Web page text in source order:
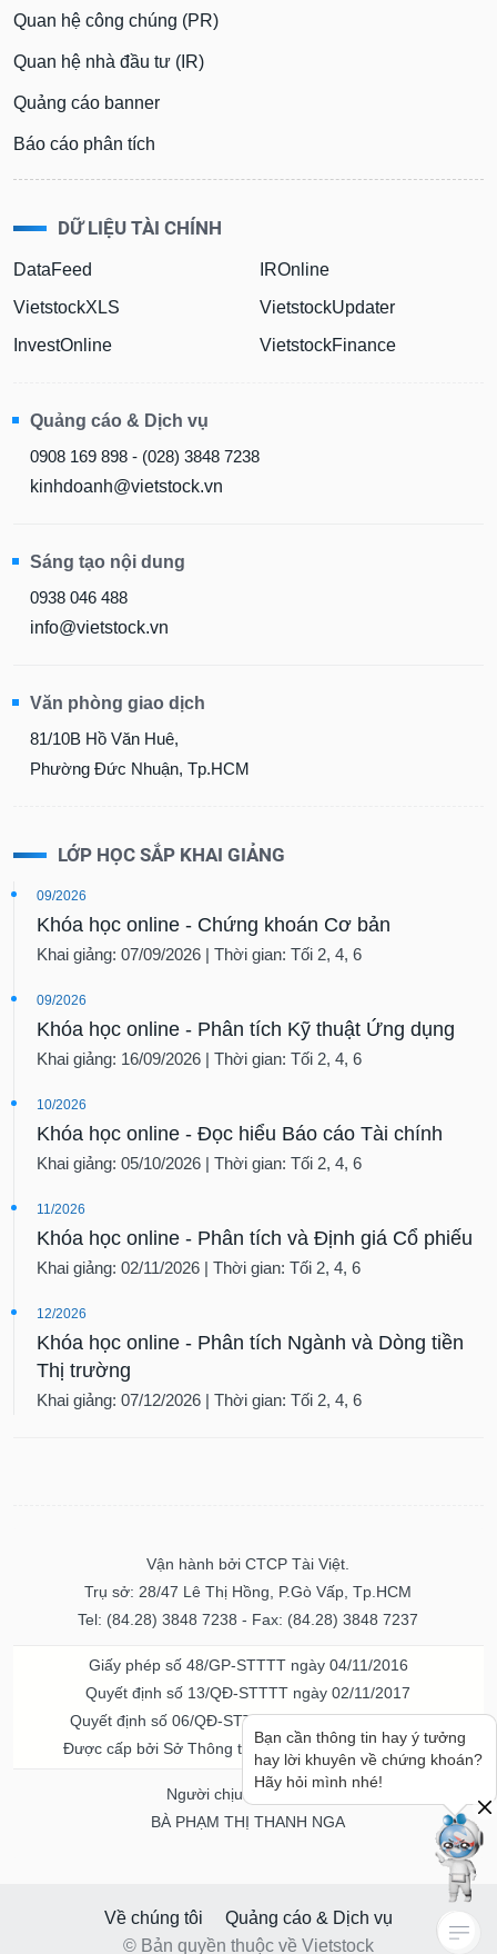
Quan hệ công chúng (PR)
Quan hệ nhà đầu tư (IR)
Quảng cáo banner
Báo cáo phân tích
DỮ LIỆU TÀI CHÍNH
DataFeed
VietstockXLS
InvestOnline
IROnline
VietstockUpdater
VietstockFinance
Quảng cáo & Dịch vụ
0908 169 898 - (028) 3848 7238
kinhdoanh@vietstock.vn
Sáng tạo nội dung
0938 046 488
info@vietstock.vn
Văn phòng giao dịch
81/10B Hồ Văn Huê,
Phường Đức Nhuận, Tp.HCM
LỚP HỌC SẮP KHAI GIẢNG
09/2026
Khóa học online - Chứng khoán Cơ bản
Khai giảng: 07/09/2026 | Thời gian: Tối 2, 4, 6
09/2026
Khóa học online - Phân tích Kỹ thuật Ứng dụng
Khai giảng: 16/09/2026 | Thời gian: Tối 2, 4, 6
10/2026
Khóa học online - Đọc hiểu Báo cáo Tài chính
Khai giảng: 05/10/2026 | Thời gian: Tối 2, 4, 6
11/2026
Khóa học online - Phân tích và Định giá Cổ phiếu
Khai giảng: 02/11/2026 | Thời gian: Tối 2, 4, 6
12/2026
Khóa học online - Phân tích Ngành và Dòng tiền
Thị trường
Khai giảng: 07/12/2026 | Thời gian: Tối 2, 4, 6
Vận hành bởi CTCP Tài Việt.
Trụ sở: 28/47 Lê Thị Hồng, P.Gò Vấp, Tp.HCM
Tel: (84.28) 3848 7238 - Fax: (84.28) 3848 7237
Giấy phép số 48/GP-STTTT ngày 04/11/2016
Quyết định số 13/QĐ-STTTT ngày 02/11/2017
Quyết định số 06/QĐ-STTTT-ICP ngày 20/07/2023
Được cấp bởi Sở Thông tin và Truyền thông TPHCM
Người chịu trách nhiệm
BÀ PHẠM THỊ THANH NGA
Về chúng tôi
Quảng cáo & Dịch vụ
© Bản quyền thuộc về Vietstock
Bạn cần thông tin hay ý tưởng
hay lời khuyên về chứng khoán?
Hãy hỏi mình nhé!